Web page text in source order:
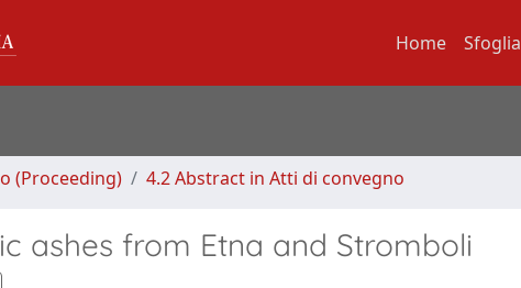
Home Sfoglia
(Proceeding) 4.2 Abstract in Atti di convegno
ashes from Etna and Stromboli